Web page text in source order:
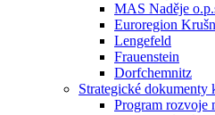
MAS Naděje
Euroregion
Lengefeld
Frauenstein
Dorfchemnitz
Strategické dokumenty
Program rozvoje